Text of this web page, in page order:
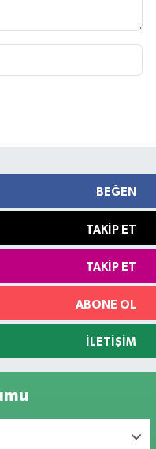
BEĞEN
TAKIP ET
TAKIP ET
ABONE OL
İLETIŞIM